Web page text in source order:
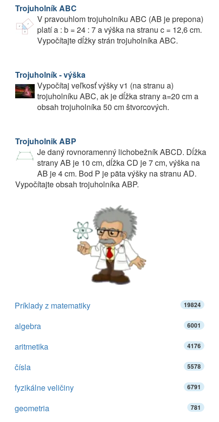
Trojuholník ABC
V pravouhlom trojuholníku ABC (AB je prepona)
platí a : b = 24 : 7 a výška na stranu c = 12,6 cm.
Vypočítajte dĺžky strán trojuholníka ABC.
Trojuholník - výška
Vypočítaj veľkosť výšky v1 (na stranu a)
trojuholníku ABC, ak je dĺžka strany a=20 cm a
obsah trojuholníka 50 cm štvorcových.
Trojuholnik ABP
Je daný rovnoramenný lichobežník ABCD. Dĺžka
strany AB je 10 cm, dĺžka CD je 7 cm, výška na
AB je 4 cm. Bod P je päta výšky na stranu AD.
Vypočítajte obsah trojuholníka ABP.
Príklady z matematiky 19824
algebra 6001
aritmetika 4176
čísla 5578
fyzikálne veličiny 6791
geometria 781